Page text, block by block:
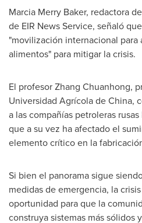
Marcia Merry Baker, redactora
de EIR News Service, señaló
"movilización internacional
alimentos" para mitigar la crisis.
El profesor Zhang Chuanhong,
Universidad Agrícola deChina,
a las compañías petroleras
que a su vez ha afectado el
elemento crítico en la
Si bien el panorama sigue
medidas de emergencia, la
oportunidad para que la
construya sistemas más sólidos